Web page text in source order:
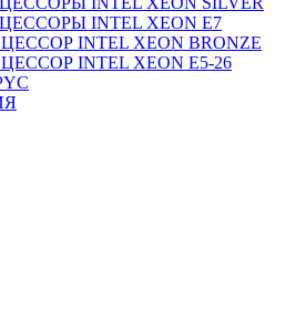
INTEL XEON Е7
INTEL XEON BRONZE
INTEL XEON Е5-26